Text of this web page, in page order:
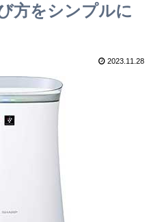
方をシンプルに
2023.11.28